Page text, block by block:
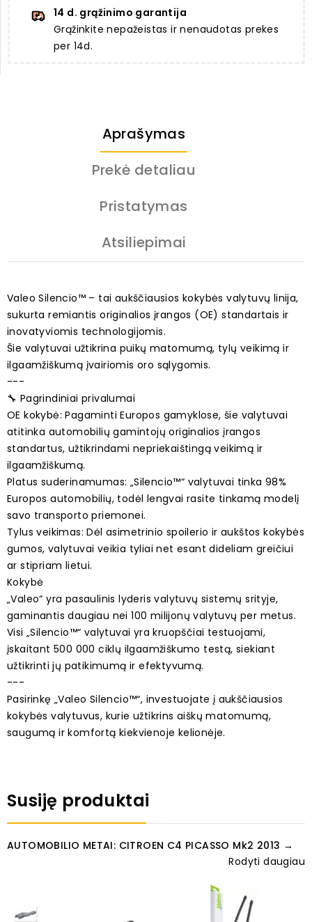
14 d. grąžinimo garantija
Grąžinkite nepažeistas ir nenaudotas prekes
per 14d.
Aprašymas
Prekė detaliau
Pristatymas
Atsiliepimai
Valeo Silencio™ – tai aukščiausios kokybės valytuvų linija,
sukurta remiantis originalios įrangos (OE) standartais ir
inovatyviomis technologijomis.
Šie valytuvai užtikrina puikų matomumą, tylų veikimą ir
ilgaamžiškumą įvairiomis oro sąlygomis.
---
🔧 Pagrindiniai privalumai
OE kokybė: Pagaminti Europos gamyklose, šie valytuvai
atitinka automobilių gamintojų originalios įrangos
standartus, užtikrindami nepriekaištingą veikimą ir
ilgaamžiškumą.
Platus suderinamumas: „Silencio™“ valytuvai tinka 98%
Europos automobilių, todėl lengvai rasite tinkamą modelį
savo transporto priemonei.
Tylus veikimas: Dėl asimetrinio spoilerio ir aukštos kokybės
gumos, valytuvai veikia tyliai net esant dideliam greičiui
ar stipriam lietui.
Kokybė
„Valeo“ yra pasaulinis lyderis valytuvų sistemų srityje,
gaminantis daugiau nei 100 milijonų valytuvų per metus.
Visi „Silencio™“ valytuvai yra kruopščiai testuojami,
įskaitant 500 000 ciklų ilgaamžiškumo testą, siekiant
užtikrinti jų patikimumą ir efektyvumą.
---
Pasirinkę „Valeo Silencio™“, investuojate į aukščiausios
kokybės valytuvus, kurie užtikrins aiškų matomumą,
saugumą ir komfortą kiekvienoje kelionėje.
Susiję produktai
AUTOMOBILIO METAI: CITROEN C4 PICASSO Mk2 2013 →
Rodyti daugiau